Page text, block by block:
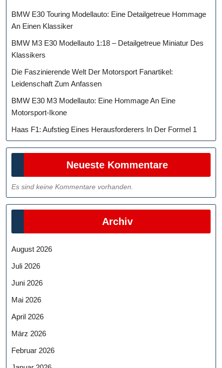
BMW E30 Touring Modellauto: Eine Detailgetreue Hommage
An Einen Klassiker
BMW M3 E30 Modellauto 1:18 – Detailgetreue Miniatur Des
Klassikers
Die Faszinierende Welt Der Motorsport Fanartikel:
Leidenschaft Zum Anfassen
BMW E30 M3 Modellauto: Eine Hommage An Eine
Motorsport-Ikone
Haas F1: Aufstieg Eines Herausforderers In Der Formel 1
Neueste Kommentare
Es sind keine Kommentare vorhanden.
Archiv
August 2026
Juli 2026
Juni 2026
Mai 2026
April 2026
März 2026
Februar 2026